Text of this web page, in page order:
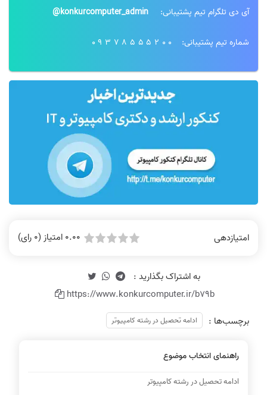
آی دی تلگرام تیم پشتیبانی: konkurcomputer_admin@
شماره تیم پشتیبانی: 09378555200
امتیازدهی 0.00 امتیاز (0 رای)
https://www.konkurcomputer.ir/b79b
برچسب‌ها :
ادامه تحصیل در رشته کامپیوتر
راهنمای انتخاب موضوع
ادامه تحصیل در رشته کامپیوتر